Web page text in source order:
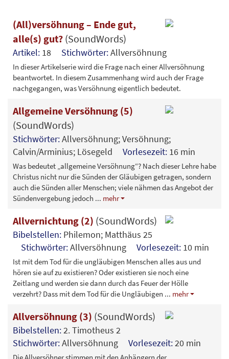
(All)versöhnung – Ende gut,
alle(s) gut? (SoundWords)
Artikel: 18 Stichwörter:Allversöhnung
In dieser Artikelserie wird die Frage nach einer Allversöhnung
beantwortet. In diesem Zusammenhang wird auch der Frage
nachgegangen, was Versöhnung eigentlich bedeutet.
Allgemeine Versöhnung (5)
(SoundWords)
Stichwörter:Allversöhnung; Versöhnung;
Calvin/Arminius; Lösegeld Vorlesezeit: 16 min
Was bedeutet „allgemeine Versöhnung“? Nach dieser Lehre habe
Christus nicht nur die Sünden der Gläubigen getragen, sondern
auch die Sünden aller Menschen; viele nähmen das Angebot der
Sündenvergebung jedoch ... mehr
Allvernichtung (2) (SoundWords)
Bibelstellen: Philemon; Matthäus 25
Stichwörter:Allversöhnung Vorlesezeit: 10 min
Ist mit dem Tod für die ungläubigen Menschen alles aus und
hören sie auf zu existieren? Oder existieren sie noch eine
Zeitlang und werden sie dann durch das Feuer der Hölle
verzehrt? Dass mit dem Tod für die Ungläubigen ... mehr
Allversöhnung (3) (SoundWords)
Bibelstellen:2. Timotheus 2
Stichwörter:Allversöhnung Vorlesezeit:20 min